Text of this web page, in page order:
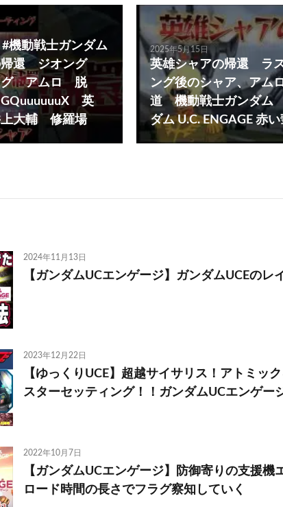
機動戦士ガンダム
帰還 ジオング
グ アムロ 脱
英
大輔 修羅場
2025年5月15日
英雄シャアの帰還 ラ
ング後のシャア、ア
道 機動戦士ガンダム
ダム U.C. ENGAGE 赤
2024年11月13日
【ガンダムUCエンゲージ】ガンダムUCEのレ
2023年12月22日
【ゆっくりUCE】超越サイサリス！アトミッ
スターセッティング！！ガンダムUCエンゲー
2022年10月7日
【ガンダムUCエンゲージ】防御寄りの支援機
ロード時間の長さでフラグ察知していく